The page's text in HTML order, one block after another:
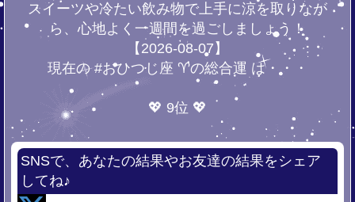
スイーツや冷たい飲み物で上手に涼を取りなが
ら、心地よく一週間を過ごしましょう！
【2026-08-07】
現在の #おひつじ座 ♈の総合運 は・・・
💖 9位 💖
SNSで、あなたの結果やお友達の結果をシェア
してね♪